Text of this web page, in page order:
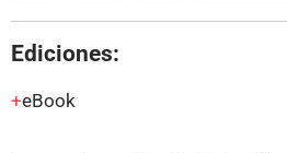
Ediciones:
eBook